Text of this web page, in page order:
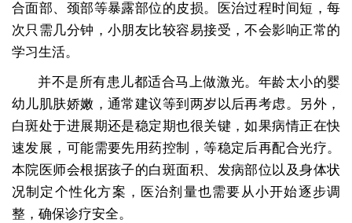
合面部、颈部等暴露部位的皮损。医治过程时间短，每
次只需几分钟，小朋友比较容易接受，不会影响正常的
学习生活。
并不是所有患儿都适合马上做激光。年龄太小的婴
幼儿肌肤娇嫩，通常建议等到两岁以后再考虑。另外，
白斑处于进展期还是稳定期也很关键，如果病情正在快
速发展，可能需要先用药控制，等稳定后再配合光疗。
本院医师会根据孩子的白斑面积、发病部位以及身体状
况制定个性化方案，医治剂量也需要从小开始逐步调
整，确保诊疗安全。